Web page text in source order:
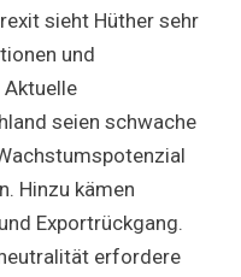
sieht Hüther sehr
und
seien schwache
Hinzu kämen
Exportrückgang.
erfordere